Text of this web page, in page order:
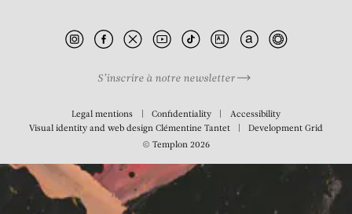
Marquis de Chateau d'If
S’inscrire à notre newsletter
Legal mentions Confidentiality
Accessibility
Visual identity and web design Clémentine Tantet DevelopmentGrid
© Templon 2026